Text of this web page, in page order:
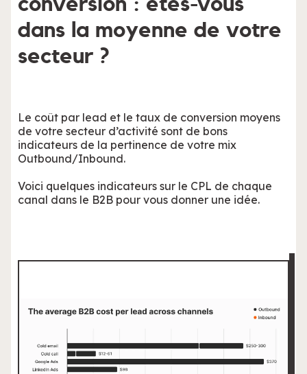
dans la moyenne de votre
secteur ?
Le coût par lead et le taux de conversion moyens
de votre secteur d’activité sont de bons
indicateurs de la pertinence de votre mix
Outbound/Inbound.
Voici quelques indicateurs sur le CPL de chaque
canal dans le B2B pour vous donner une idée.